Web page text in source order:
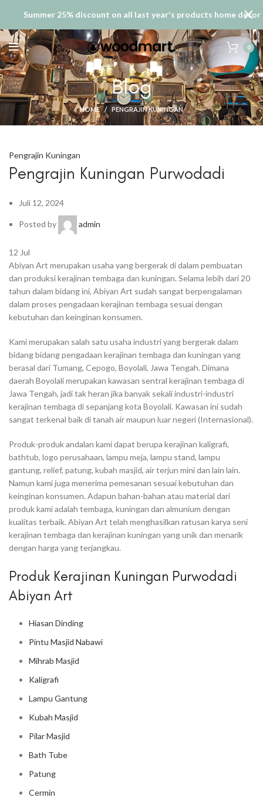
0
Blog
HOME PENGRAJIN KUNINGAN
Pengrajin Kuningan
Pengrajin Kuningan Purwodadi
Juli 12, 2024
Posted by admin
12 Jul
Abiyan Art merupakan usaha yang bergerak di dalam pembuatan
dan produksi kerajinan tembaga dan kuningan. Selama lebih dari 20
tahun dalam bidang ini, Abiyan Art sudah sangat berpengalaman
dalam proses pengadaan kerajinan tembaga sesuai dengan
kebutuhan dan keinginan konsumen.
Kami merupakan salah satu usaha industri yang bergerak dalam
bidang bidang pengadaan kerajinan tembaga dan kuningan yang
berasal dari Tumang, Cepogo, Boyolali, Jawa Tengah. Dimana
daerah Boyolali merupakan kawasan sentral kerajinan tembaga di
Jawa Tengah, jadi tak heran jika banyak sekali industri-industri
kerajinan tembaga di sepanjang kota Boyolali. Kawasan ini sudah
sangat terkenal baik di tanah air maupun luar negeri (Internasional).
Produk-produk andalan kami dapat berupa kerajinan kaligrafi,
bathtub, logo perusahaan, lampu meja, lampu stand, lampu
gantung, relief, patung, kubah masjid, air terjun mini dan lain lain.
Namun kami juga menerima pemesanan sesuai kebutuhan dan
keinginan konsumen. Adapun bahan-bahan atau material dari
produk kami adalah tembaga, kuningan dan almunium dengan
kualitas terbaik. Abiyan Art telah menghasilkan ratusan karya seni
kerajinan tembaga dan kerajinan kuningan yang unik dan menarik
dengan harga yang terjangkau.
Produk Kerajinan Kuningan Purwodadi
Abiyan Art
Hiasan Dinding
Pintu Masjid Nabawi
Mihrab Masjid
Kaligrafi
Lampu Gantung
Kubah Masjid
Pilar Masjid
Bath Tube
Patung
Cermin
Summer 25% discount on all last year's products home decor